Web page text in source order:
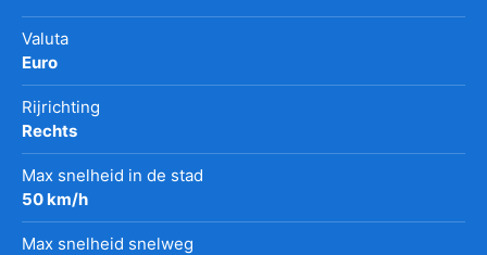
Valuta
Euro
Rijrichting
Rechts
Max snelheid in de stad
50 km/h
Max snelheid snelweg